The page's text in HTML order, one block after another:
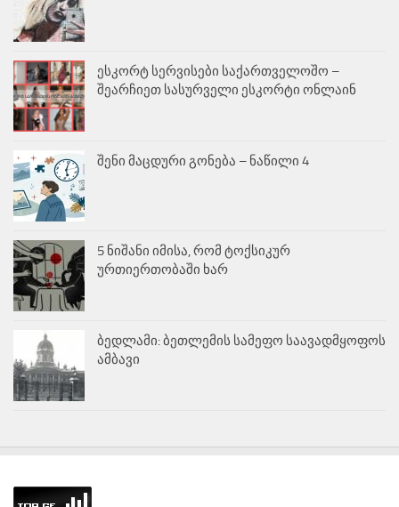
ესკორტ სერვისები საქართველოშო –
შეარჩიეთ სასურველი ესკორტი ონლაინ
შენი მაცდური გონება – ნაწილი 4
5 ნიშანი იმისა, რომ ტოქსიკურ
ურთიერთობაში ხარ
ბედლამი: ბეთლემის სამეფო საავადმყოფოს
ამბავი